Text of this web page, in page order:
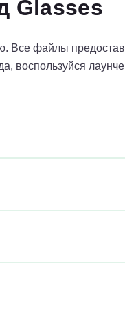
Glasses
Все файлы
воспользуйся